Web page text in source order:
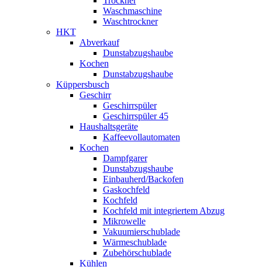
Waschmaschine
Waschtrockner
HKT
Abverkauf
Dunstabzugshaube
Kochen
Dunstabzugshaube
Küppersbusch
Geschirr
Geschirrspüler
Geschirrspüler 45
Haushaltsgeräte
Kaffeevollautomaten
Kochen
Dampfgarer
Dunstabzugshaube
Einbauherd/Backofen
Gaskochfeld
Kochfeld
Kochfeld mit integriertem Abzug
Mikrowelle
Vakuumierschublade
Wärmeschublade
Zubehörschublade
Kühlen